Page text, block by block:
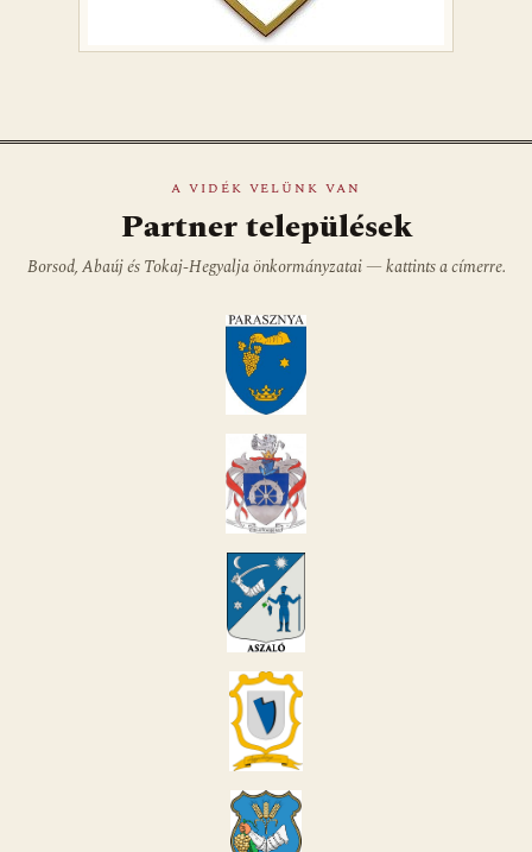
A VIDÉK VELÜNK VAN
Partner települések
Borsod, Abaúj és Tokaj-Hegyalja önkormányzatai — kattints a címerre.